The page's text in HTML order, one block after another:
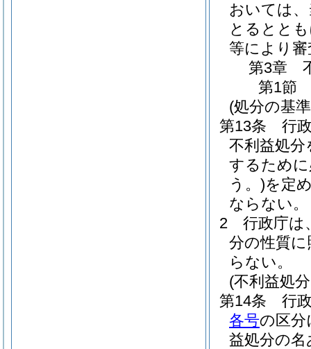
おいては
とるとと
等により
第3章
第1節
(処分の基
第13条
行
不利益処
するため
う。)を定
ならない。
2
行政庁は
分の性質
らない。
(不利益処
第14条
行
各号の区分
益処分の